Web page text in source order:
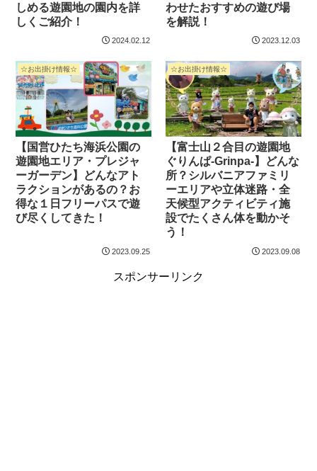
しめる遊園地の園内を詳
しくご紹介！
2024.02.12
わせたおすすめの遊び場
を解説！
2023.12.03
☆お出掛け情報☆
【国営ひたち海浜公園の
遊園地エリア・プレジャ
ーガーデン】どんなアト
ラクションがあるの？お
得な１日フリーパスで遊
び尽くしてきた！
2023.09.25
☆お出掛け情報☆
【富士山２合目の遊園地
ぐりんぱ-Grinpa-】どんな
所？シルバニアファミリ
ーエリアや立体迷路・全
天候型アクティビティ施
設でたくさん体を動かそ
う！
2023.09.08
スポンサーリンク